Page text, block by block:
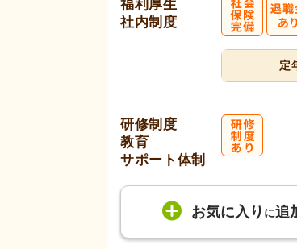
福利厚生
社内制度
定
研修制度
教育
サポート体制
お気に入り に追